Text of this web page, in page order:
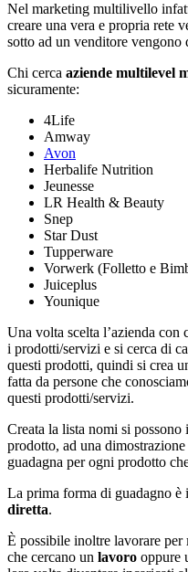
Nel marketing multilivello
creare una vera e propria rete
sotto ad un venditore vengono
Chi cerca aziende multilevel
sicuramente:
4Life
Amway
Avon
Herbalife Nutrition
Jeunesse
LR Health & Beauty
Snep
Star Dust
Tupperware
Vorwerk (Folletto e
Juiceplus
Younique
Una volta scelta l’azienda
i prodotti/servizi e si cerca di
questi prodotti, quindi si crea
fatta da persone che
questi prodotti/servizi.
Creata la lista nomi si
prodotto, ad una
guadagna per ogni prodotto
La prima forma di guadagno
diretta.
È possibile inoltre lavorare per
che cercano un lavoro oppure